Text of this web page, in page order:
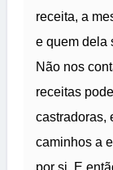
receita, a
e quem dela
Não nos
receitas
castradoras,
caminhos a
por si. E